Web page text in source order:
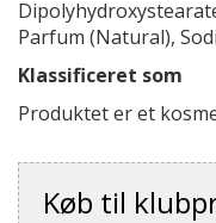
Parfum (Natural),
Klassificeret som
Produktet er et
Køb til